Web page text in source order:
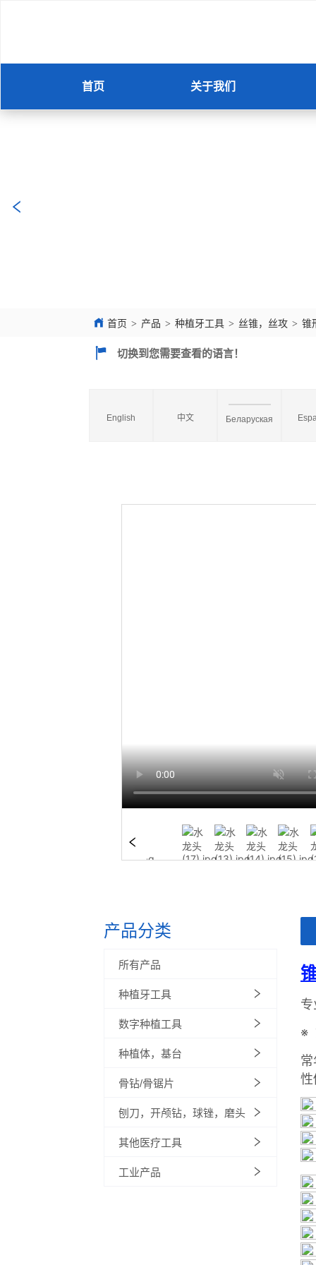
首页 关于我们
首页 > 产品 > 种植牙工具 > 丝锥，丝攻 > 锥
切换到您需要查看的语言！
English 中文 Беларуская
产品分类
所有产品
种植牙工具
数字种植工具
种植体，基台
骨钻/骨锯片
刨刀，开颅钻，球锉，磨头
其他医疗工具
工业产品